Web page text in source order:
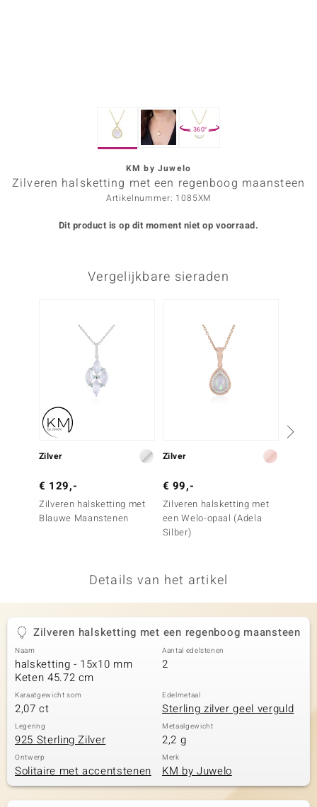
Collection
360°
KM by Juwelo
Zilveren halsketting met een regenboog maansteen
Artikelnummer: 1085XM
Dit product is op dit moment niet op voorraad.
Vergelijkbare sieraden
Zilver
€ 129,-
Zilveren halsketting met
Blauwe Maanstenen
Zilver
€ 99,-
Zilveren halsketting met
een Welo-opaal (Adela
Silber)
Details van het artikel
Zilveren halsketting met een regenboog maansteen
Naam
halsketting - 15x10 mm
Keten 45.72 cm
Aantal edelstenen
2
Karaatgewicht som
2,07 ct
Edelmetaal
Sterling zilver geel verguld
Legering
925 Sterling Zilver
Metaalgewicht
2,2 g
Ontwerp
Solitaire met accentstenen
Merk
KM by Juwelo